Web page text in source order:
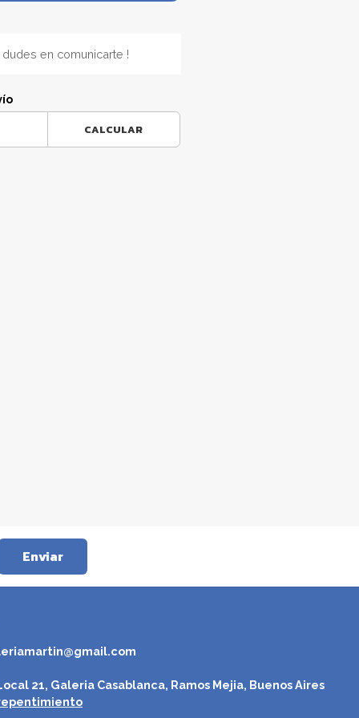
en comunicarte !
CALCULAR
Enviar
21, Galeria Casablanca, Ramos Mejia, Buenos Aires